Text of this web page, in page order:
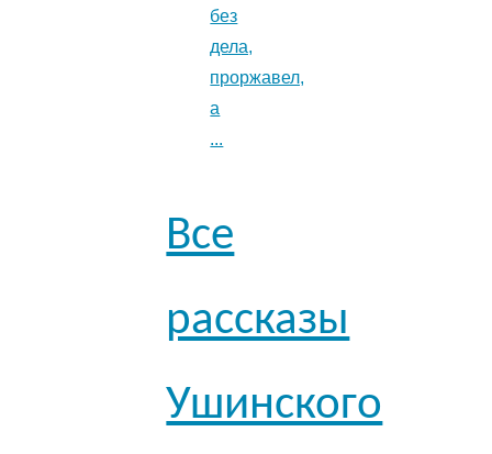
без
дела,
проржавел,
а
...
Все
рассказы
Ушинского